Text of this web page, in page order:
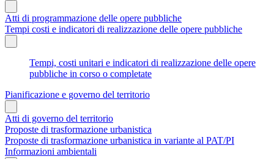
Atti di programmazione delle opere pubbliche
Tempi costi e indicatori di realizzazione delle opere pubbliche
Tempi, costi unitari e indicatori di realizzazione delle opere
pubbliche in corso o completate
Pianificazione e governo del territorio
Atti di governo del territorio
Proposte di trasformazione urbanistica
Proposte di trasformazione urbanistica in variante al PAT/PI
Informazioni ambientali